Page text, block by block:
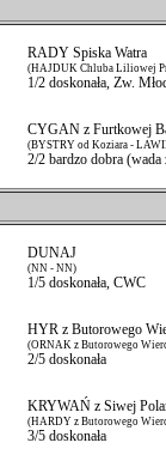
RADY Spiska Watra
(HAJDUK Chluba Liliowej
1/2 doskonała, Zw.
CYGAN z Furtkowej
(BYSTRY od Koziara -
2/2 bardzo dobra (wada
DUNAJ
(NN - NN)
1/5 doskonała, CWC
HYR z Butorowego
(ORNAK z Butorowego
2/5 doskonała
KRYWAŃ z Siwej
(HARDY z Butorowego
3/5 doskonała